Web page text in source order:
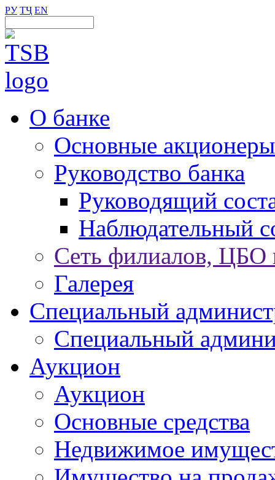
РУ ТҶ EN
О банке
Основные акционеры
Руководство банка
Руководящий
Наблюдательный
Сеть филиалов,
Галерея
Специальный
Специальный
Аукцион
Аукцион
Основные средства
Недвижимое